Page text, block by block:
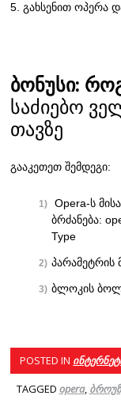
5. გახსენით ოპერა
ბონუსი:
საძიებო
თავზე
გააკეთეთ შემდეგი:
Opera-ს
ბრძანება:
Type
პარამეტრის
ბლოკის
POSTED IN
TAGGED opera,